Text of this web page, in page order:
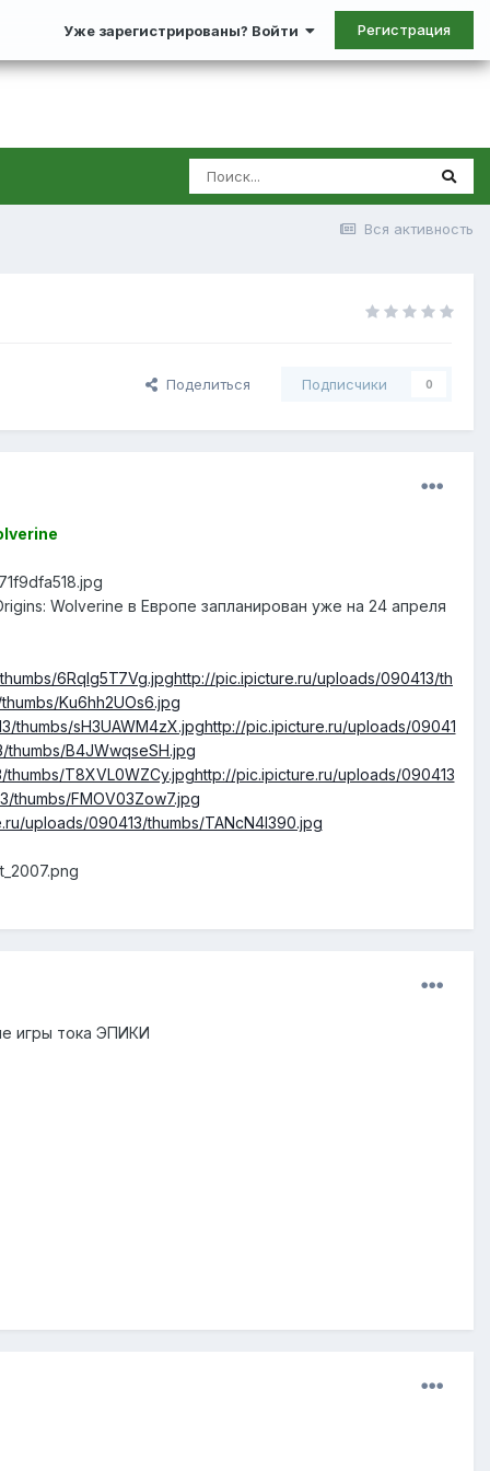
Уже зарегистрированы? Войти Регистрация
Вся активность
Поделиться Подписчики 0
Wolverine в Европе запланирован уже на 24 апреля
6RqIg5T7Vg.jpghttp://pic.ipicture.ru/uploads/090413/th
Ku6hh2UOs6.jpg
thumbs/sH3UAWM4zX.jpghttp://pic.ipicture.ru/uploads/09041
B4JWwqseSH.jpg
T8XVL0WZCy.jpghttp://pic.ipicture.ru/uploads/090413
thumbs/FMOV03Zow7.jpg
uploads/090413/thumbs/TANcN4I390.jpg
игры тока ЭПИКИ